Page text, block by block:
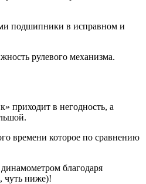
подшипники в исправном и
рулевого механизма.
приходит в негодность, а
времени которое по сравнению
благодаря
чуть ниже)!